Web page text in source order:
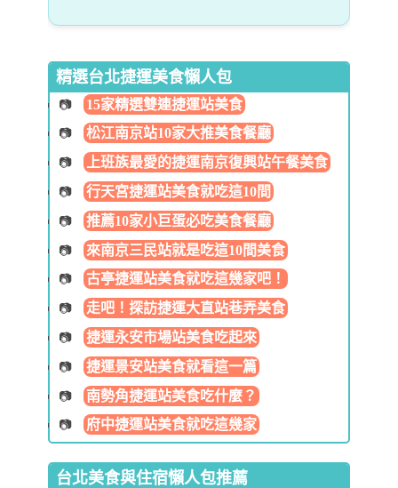
精選台北捷運美食懶人包
15家精選雙連捷運站美食
松江南京站10家大推美食餐廳
上班族最愛的捷運南京復興站午餐美食
行天宮捷運站美食就吃這10間
推薦10家小巨蛋必吃美食餐廳
來南京三民站就是吃這10間美食
古亭捷運站美食就吃這幾家吧！
走吧！探訪捷運大直站巷弄美食
捷運永安市場站美食吃起來
捷運景安站美食就看這一篇
南勢角捷運站美食吃什麼？
府中捷運站美食就吃這幾家
台北美食與住宿懶人包推薦